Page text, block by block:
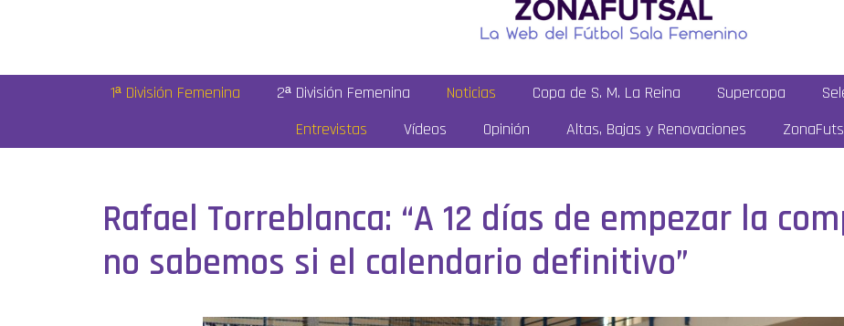
1ª División Femenina 2ª División Femenina Noticias Copa de S. M. La Reina Supercopa
Entrevistas
Vídeos Opinión Altas, Bajas y Renovaciones
Rafael Torreblanca: “A 12 días de empezar la
no sabemos si el calendario definitivo”